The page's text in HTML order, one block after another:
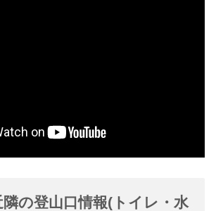
の登山口情報(トイレ・水